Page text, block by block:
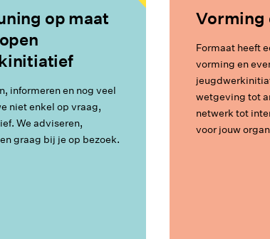
op maat
informeren en nog veel
niet enkel op vraag,
We adviseren,
graag bij je op bezoek.
Vorming
Formaat heeft
vorming en
wetgeving tot
netwerk tot
voor jouw